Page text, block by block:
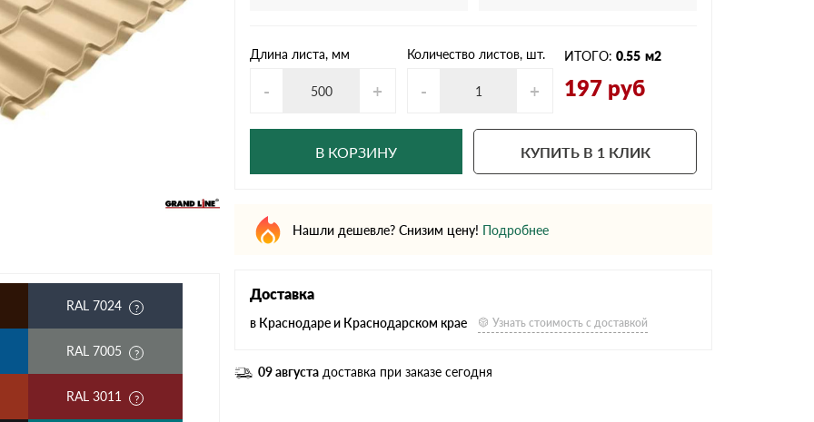
RAL 7024
RAL 7005
RAL 3011
Длина листа, мм
- +
Количество листов, шт.
- +
ИТОГО: 0.55 м2
197 руб
В КОРЗИНУ КУПИТЬ В 1 КЛИК
Нашли дешевле? Снизим цену! Подробнее
Доставка
в Краснодаре и Краснодарском крае Узнать стоимость с доставкой
09 августа доставка при заказе сегодня